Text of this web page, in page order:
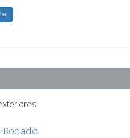
Rodado